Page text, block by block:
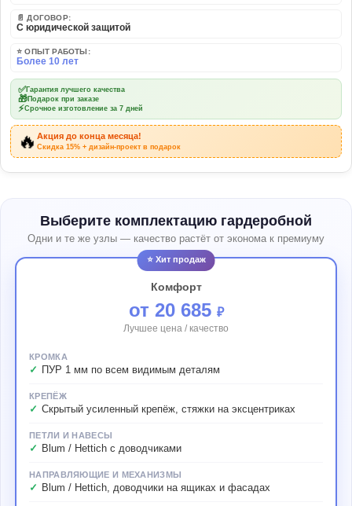
📄 ДОГОВОР:
С юридической защитой
⭐ ОПЫТ РАБОТЫ:
Более 10 лет
✅Гарантия лучшего качества
🎁 Подарок при заказе
⚡Срочное изготовление за 7 дней
🔥Акция до конца месяца!
Скидка 15% + дизайн-проект в подарок
Выберите комплектацию гардеробной
Одни и те же узлы — качество растёт от эконома к премиуму
⭐ Хит продаж
Комфорт
от 20 685 ₽
Лучшее цена / качество
КРОМКА
ПУР 1 мм по всем видимым деталям
КРЕПЁЖ
Скрытый усиленный крепёж, стяжки на эксцентриках
ПЕТЛИ И НАВЕСЫ
Blum / Hettich с доводчиками
НАПРАВЛЯЮЩИЕ И МЕХАНИЗМЫ
Blum / Hettich, доводчики на ящиках и фасадах